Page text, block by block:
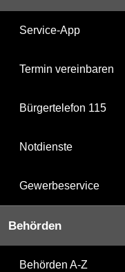
Service-App
Termin vereinbaren
Bürgertelefon 115
Notdienste
Gewerbeservice
Behörden
Behörden A-Z